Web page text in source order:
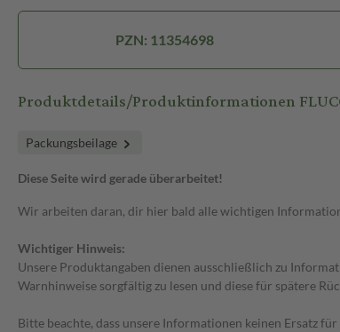
PZN: 11354698
Produktdetails/Produktinformationen
Packungsbeilage
Diese Seite wird gerade überarbeitet!
Wir arbeiten daran, dir hier bald alle wichtigen
Wichtiger Hinweis:
Unsere Produktangaben dienen ausschließlich zu
Warnhinweise sorgfältig zu lesen und diese für spätere
Bitte beachte, dass unsere Informationen keinen Ersatz